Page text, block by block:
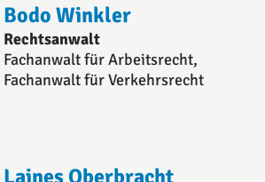
Bodo Winkler
Rechtsanwalt
Fachanwalt für Arbeitsrecht,
Fachanwalt für Verkehrsrecht
Laines Oberbracht